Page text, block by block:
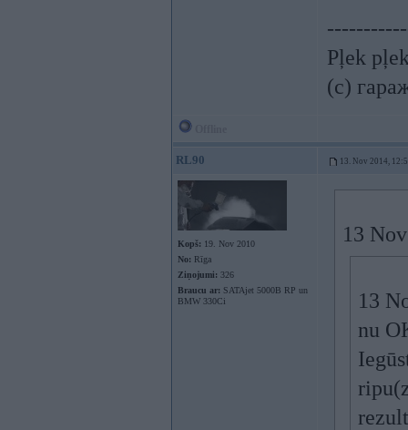
Pļek
(c)
RL90 13. Nov 2014,
Kopš: 19. Nov 2010
No: Rīga
Ziņojumi: 326
Braucu ar: SATAjet 5000B RP un
BMW 330Ci
13
13
nu